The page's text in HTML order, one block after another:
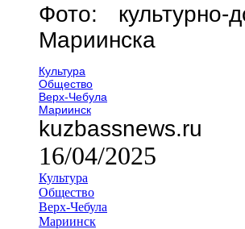
Фото: культурно-
Мариинска
Культура
Общество
Верх-Чебула
Мариинск
kuzbassnews.ru
16/04/2025
Культура
Общество
Верх-Чебула
Мариинск